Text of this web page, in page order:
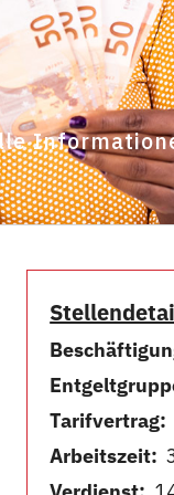
Tarifvertrag:
Arbeitszeit: